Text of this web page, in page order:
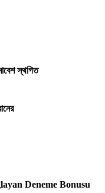
স্থগিত
Deneme Bonusu